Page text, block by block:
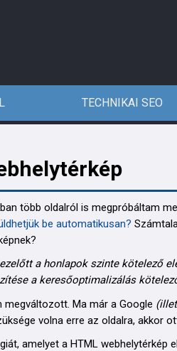
TECHNIKAI SEO
több oldalról is megpróbáltam
be automatikusan?
a honlapok szinte kötelező
a keresőoptimalizálás
megváltozott. Ma már a Google
volna erre az oldalra, akkor
amelyet a HTML webhelytérkép